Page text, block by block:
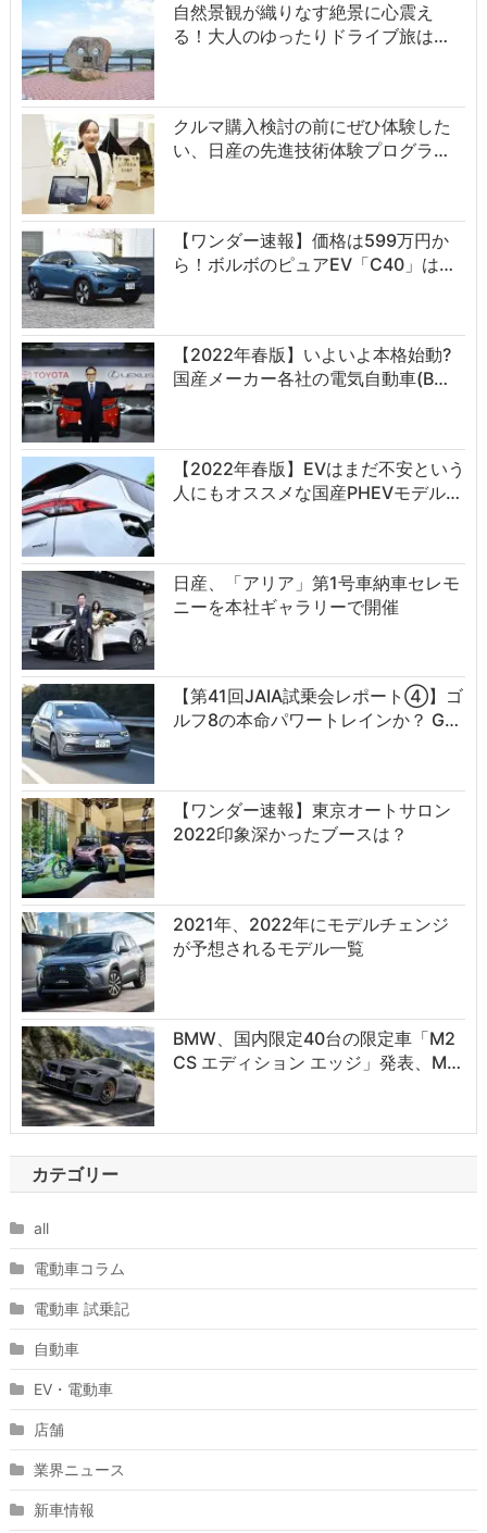
自然景観が織りなす絶景に心震え
る！大人のゆったりドライブ旅は…
クルマ購入検討の前にぜひ体験した
い、日産の先進技術体験プログラ…
【ワンダー速報】価格は599万円か
ら！ボルボのピュアEV「C40」は…
【2022年春版】いよいよ本格始動?
国産メーカー各社の電気自動車(B…
【2022年春版】EVはまだ不安という
人にもオススメな国産PHEVモデル…
日産、「アリア」第1号車納車セレモ
ニーを本社ギャラリーで開催
【第41回JAIA試乗会レポート④】ゴ
ルフ8の本命パワートレインか？ G…
【ワンダー速報】東京オートサロン
2022印象深かったブースは？
2021年、2022年にモデルチェンジ
が予想されるモデル一覧
BMW、国内限定40台の限定車「M2
CS エディション エッジ」発表、M…
カテゴリー
all
電動車コラム
電動車 試乗記
自動車
EV・電動車
店舗
業界ニュース
新車情報